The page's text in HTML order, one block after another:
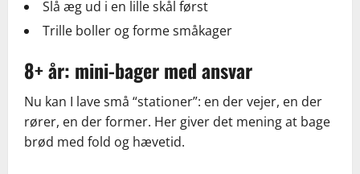
Slå æg ud i en lille skål først
Trille boller og forme småkager
8+ år: mini-bager med ansvar
Nu kan I lave små “stationer”: en der vejer, en der
rører, en der former. Her giver det mening at bage
brød med fold og hævetid.